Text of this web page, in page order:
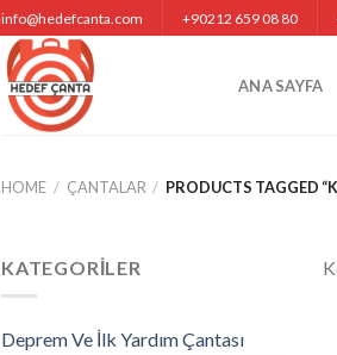
info@hedefcanta.com +90212 659 08 80
ANA SAYFA
HOME / ÇANTALAR / PRODUCTS TAGGED
KATEGORILER
Deprem Ve İlk Yardım Çantası